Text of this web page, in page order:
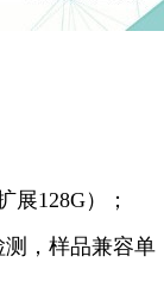
展128G）；
，样品兼容单